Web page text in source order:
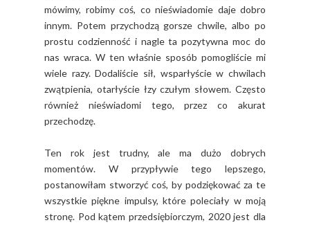
mówimy, robimy coś, co nieświadomie daje dobro
innym. Potem przychodzą gorsze chwile, albo po
prostu codzienność i nagle ta pozytywna moc do
nas wraca. W ten właśnie sposób pomogliście mi
wiele razy. Dodaliście sił, wsparłyście w chwilach
zwątpienia, otarłyście łzy czułym słowem. Często
również nieświadomi tego, przez co akurat
przechodzę.
Ten rok jest trudny, ale ma dużo dobrych
momentów. W przypływie tego lepszego,
postanowiłam stworzyć coś, by podziękować za te
wszystkie piękne impulsy, które poleciały w moją
stronę. Pod kątem przedsiębiorczym, 2020 jest dla